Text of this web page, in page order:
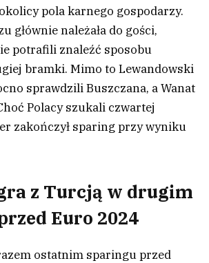
pola karnego gospodarzy.
głównie należała do gości,
potrafili znaleźć sposobu
bramki. Mimo to Lewandowski
sprawdzili Buszczana, a Wanat
Polacy szukali czwartej
zakończył sparing przy wyniku
z Turcją w drugim
Euro 2024
ostatnim sparingu przed